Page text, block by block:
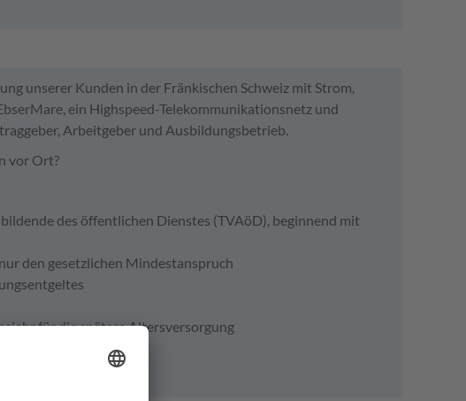
unserer Kunden in der Fränkischen Schweiz mit Strom,
ein Highspeed-Telekommunikationsnetz und
Arbeitgeber und Ausbildungsbetrieb.
vor Ort?
des öffentlichen Dienstes (TVAöD), beginnend mit
den gesetzlichen Mindestanspruch
für die spätere Altersversorgung
Ausbildung
Ebermannstadt"